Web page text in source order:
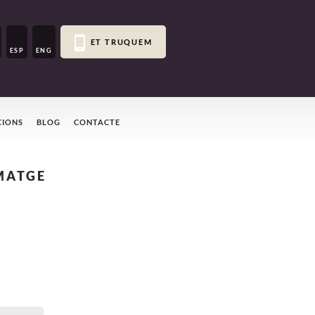
ESP ENG
ET TRUQUEM
BLOG CONTACTE